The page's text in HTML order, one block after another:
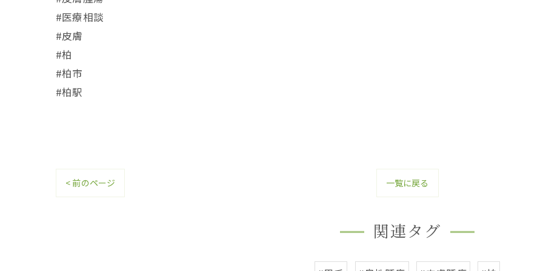
#医療相談
#皮膚
#柏
#柏市
#柏駅
< 前のページ 一覧に戻る
関連タグ